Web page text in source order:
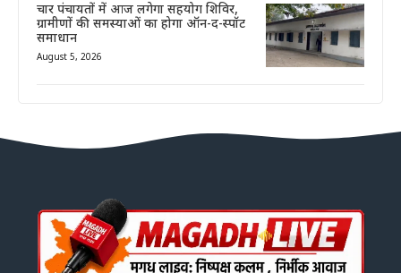
चार पंचायतों में आज लगेगा सहयोग शिविर,
ग्रामीणों की समस्याओं का होगा ऑन-द-स्पॉट
समाधान
August 5, 2026